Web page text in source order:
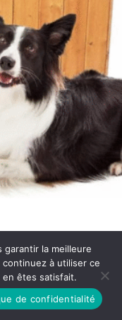
de Confidentialité
la meilleure
à utiliser ce
êtes satisfait.
de confidentialité